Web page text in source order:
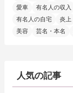
愛車
有名人の収入
有名人の自宅
炎上
美容
芸名・本名
人気の記事